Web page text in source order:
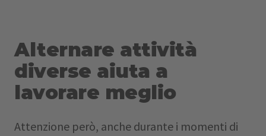
Alternare attività
diverse aiuta a
lavorare meglio
Attenzione però, anche durante i momenti di